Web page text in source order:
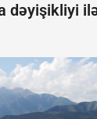
dəyişikliyi